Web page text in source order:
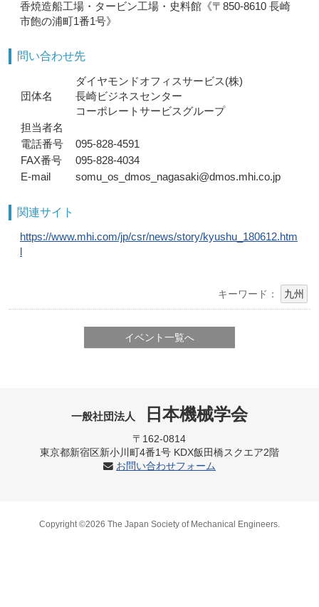
香焼造船工場・タービン工場・史料館《〒850-8610 長崎
市飽の浦町1番1号》
問い合わせ先
団体名
ダイヤモンドオフィスサービス(株)
長崎ビジネスセンター
コーポレートサービスグループ
担当者名
電話番号
095-828-4591
FAX番号
095-828-4034
E-mail
somu_os_dmos_nagasaki@dmos.mhi.co.jp
関連サイト
https://www.mhi.com/jp/csr/news/story/kyushu_180612.htm
l
キーワード： 九州
イベント一覧へ
一般社団法人 日本機械学会
〒162-0814
東京都新宿区新小川町4番1号 KDX飯田橋スクエア2階
お問い合わせフォーム
Copyright ©2026 The Japan Society of Mechanical Engineers.